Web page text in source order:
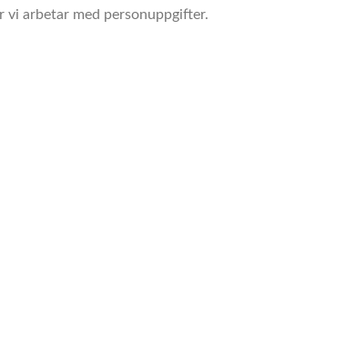
arbetar med personuppgifter.